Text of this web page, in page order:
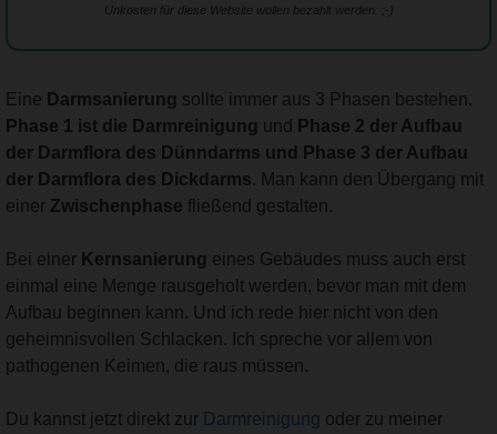
Unkosten für diese Website wollen bezahlt werden. ;-)
Eine Darmsanierung sollte immer aus 3 Phasen bestehen.
Phase 1 ist die Darmreinigung und
Phase 2 der Aufbau
der Darmflora des Dünndarms und Phase 3 der Aufbau
der Darmflora des Dickdarms. Man kann den Übergang mit
einer Zwischenphase fließend gestalten.
Bei einer Kernsanierung eines Gebäudes muss auch erst
einmal eine Menge rausgeholt werden, bevor man mit dem
Aufbau beginnen kann. Und ich rede hier nicht von den
geheimnisvollen Schlacken. Ich spreche vor allem von
pathogenen Keimen, die raus müssen.
Du kannst jetzt direkt zur Darmreinigung oder zu meiner